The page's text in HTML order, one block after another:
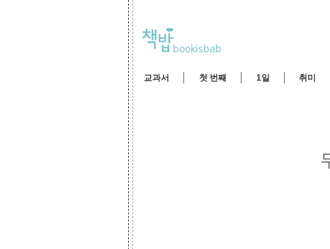
bookisbab
교과서 첫 번째 1일 취미